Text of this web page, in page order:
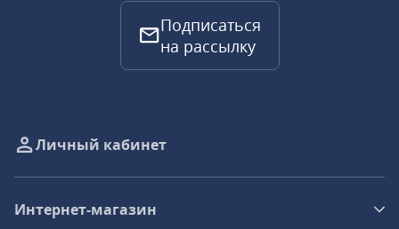
Подписаться
на рассылку
Личный кабинет
Интернет-магазин